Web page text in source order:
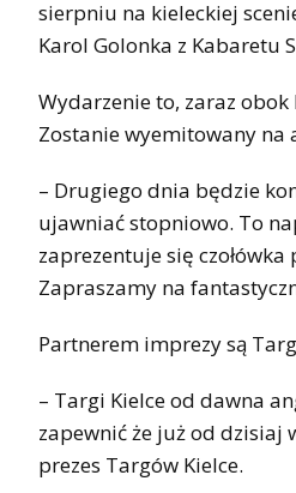
sierpniu na kieleckiej
Karol Golonka z Kabaretu
Wydarzenie to, zaraz
Zostanie wyemitowany na
– Drugiego dnia będzie
ujawniać stopniowo. To
zaprezentuje się
Zapraszamy na
Partnerem imprezy są
– Targi Kielce od dawna
zapewnić że już od dzisiaj
prezes Targów Kielce.